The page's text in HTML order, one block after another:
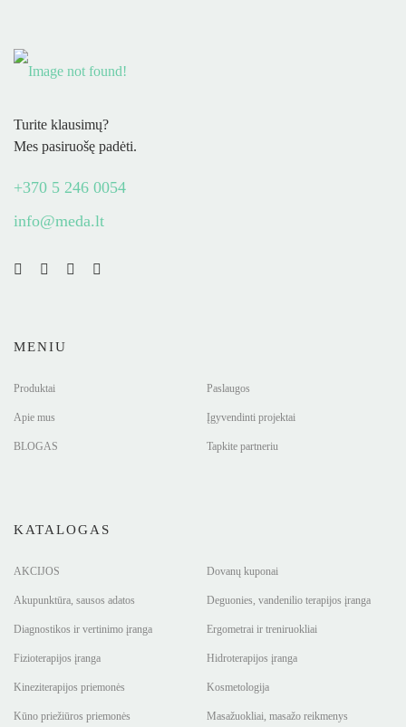
Turite klausimų?
Mes pasiruošę padėti.
+370 5 246 0054
info@meda.lt
MENIU
Produktai Paslaugos
Apie mus Įgyvendinti projektai
BLOGAS Tapkite partneriu
KATALOGAS
AKCIJOS Dovanų kuponai
Akupunktūra, sausos adatos Deguonies, vandenilio terapijos įranga
Diagnostikos ir vertinimo įranga Ergometrai ir treniruokliai
Fizioterapijos įranga Hidroterapijos įranga
Kineziterapijos priemonės Kosmetologija
Kūno priežiūros priemonės Masažuokliai, masažo reikmenys